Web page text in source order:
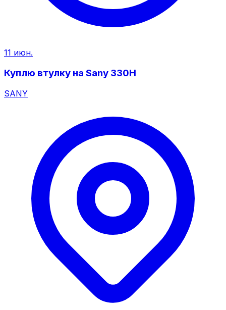
11 июн.
Куплю втулку на Sany 330H
SANY